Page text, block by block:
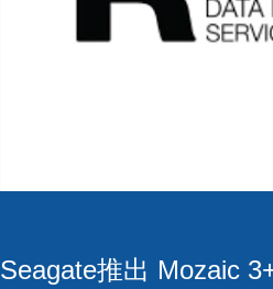
Seagate推出 Mozaic